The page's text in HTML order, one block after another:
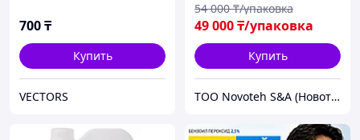
700₸
Купить
VECTORS
49 000₸/упаковка
54 000 ₸/упаковка
Купить
ТОО Novoteh S&A (Новотех)